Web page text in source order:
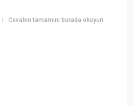
|Cevabın tamamını burada okuyun: